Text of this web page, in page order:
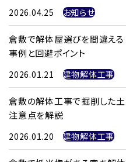
2026.04.25 お知らせ
倉敷で解体屋選びを間違える
事例と回避ポイント
2026.01.21 建物解体工事
倉敷の解体工事で掘削した
注意点を解説
2026.01.20 建物解体工事